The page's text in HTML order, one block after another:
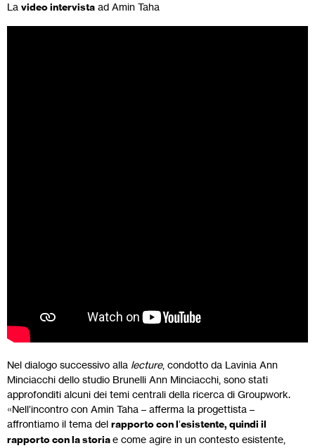
La video intervista ad Amin Taha
Nel dialogo successivo alla lecture, condotto da Lavinia Ann
Minciacchi dello studio Brunelli Ann Minciacchi, sono stati
approfonditi alcuni dei temi centrali della ricerca di Groupwork.
«Nell’incontro con Amin Taha – afferma la progettista –
affrontiamo il tema del rapporto con l’esistente, quindi il
rapporto con la storiae come agire in un contesto esistente,